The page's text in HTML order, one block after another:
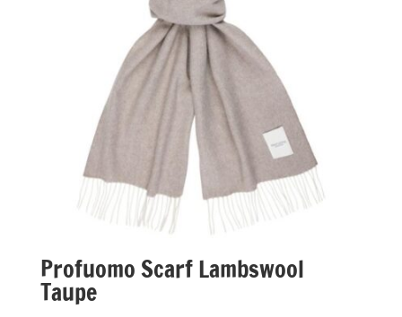
Profuomo Scarf Lambswool
Taupe